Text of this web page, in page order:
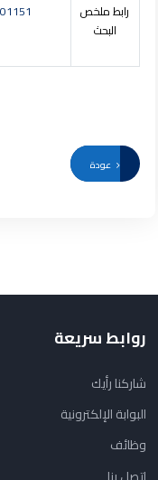
رابط ملخص
البحث
روابط سريعة
شاركنا رأيك
البوابة الإلكترونية
وظائف